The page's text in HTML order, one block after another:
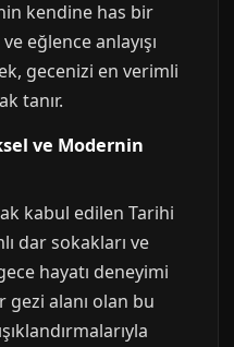
kendine has bir
eğlence anlayışı
gecenizi en verimli
tanır.
ve Modernin
kabul edilen Tarihi
dar sokakları ve
hayatı deneyimi
alanı olan bu